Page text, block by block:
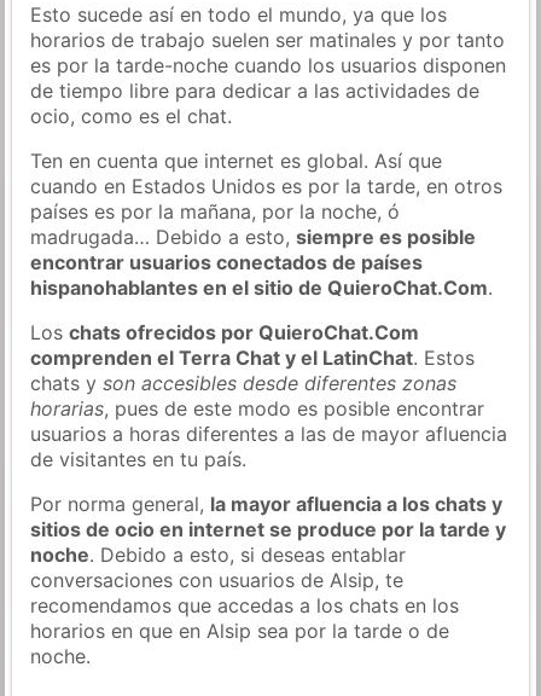
Esto sucede así en todo el mundo, ya que los
horarios de trabajo suelen ser matinales y por tanto
es por la tarde-noche cuando los usuarios disponen
de tiempo libre para dedicar a las actividades de
ocio, como es el chat.
Ten en cuenta que internet es global. Así que
cuando en Estados Unidos es por la tarde, en otros
países es por la mañana, por la noche, ó
madrugada… Debido a esto,siempre es posible
encontrar usuarios conectados de países
hispanohablantes en el sitio de QuieroChat.Com.
Loschats ofrecidos por QuieroChat.Com
comprenden el Terra Chat y el LatinChat. Estos
chats yson accesibles desde diferentes zonas
horarias, pues de este modo es posible encontrar
usuarios a horas diferentes a las de mayor afluencia
de visitantes en tu país.
Por norma general, la mayor afluencia a los chats y
sitios de ocio en internet se produce por la tarde y
noche. Debido a esto, si deseas entablar
conversaciones con usuarios de Alsip, te
recomendamos que accedas a los chats en los
horarios en que en Alsip sea por la tarde o de
noche.